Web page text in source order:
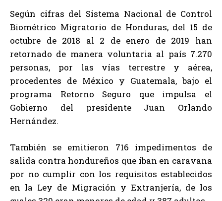
Según cifras del Sistema Nacional de Control
Biométrico Migratorio de Honduras, del 15 de
octubre de 2018 al 2 de enero de 2019 han
retornado de manera voluntaria al país 7.270
personas, por las vías terrestre y aérea,
procedentes de México y Guatemala, bajo el
programa Retorno Seguro que impulsa el
Gobierno del presidente Juan Orlando
Hernández.
También se emitieron 716 impedimentos de
salida contra hondureños que iban en caravana
por no cumplir con los requisitos establecidos
en la Ley de Migración y Extranjería, de los